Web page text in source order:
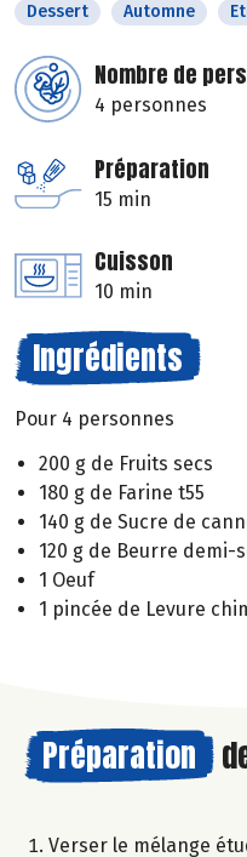
Dessert Automne
Nombre de
4 personnes
Préparation
15 min
Cuisson
10 min
Ingrédients
Pour 4 personnes
200 g de Fruits secs
180 g de Farine t55
140 g de Sucre de
120 g de Beurre demi-
1 Oeuf
1 pincée de Levure
Préparation
Verser le mélange